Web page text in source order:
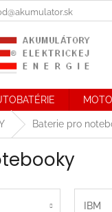
Baterie pro
IBM